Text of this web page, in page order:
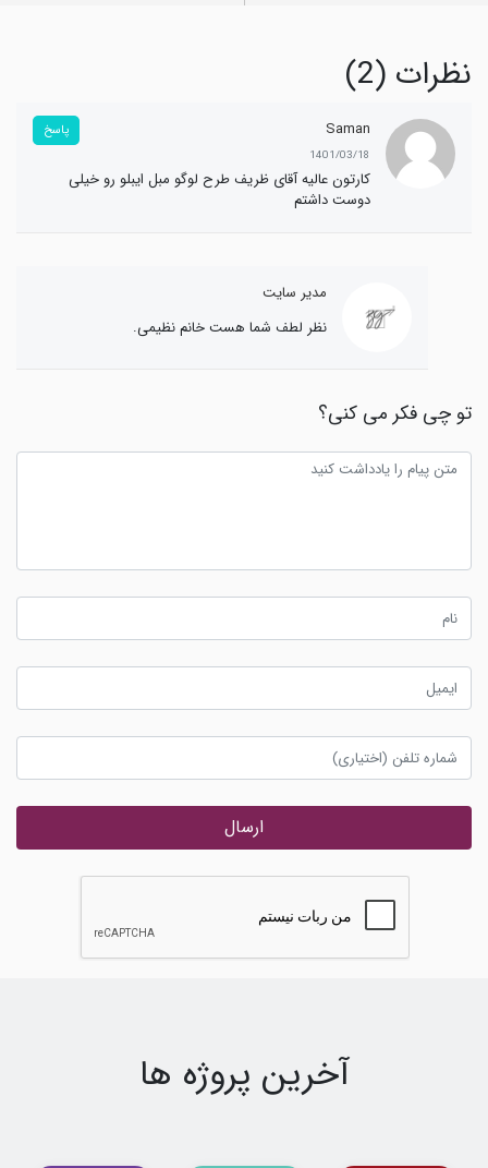
نظرات (2)
Saman
1401/03/18
پاسخ
کارتون عالیه آقای ظریف طرح لوگو مبل ایبلو رو خیلی
دوست داشتم
مدیر سایت
نظر لطف شما هست خانم نظیمی.
تو چی فکر می کنی؟
ارسال
آخرین پروژه ها